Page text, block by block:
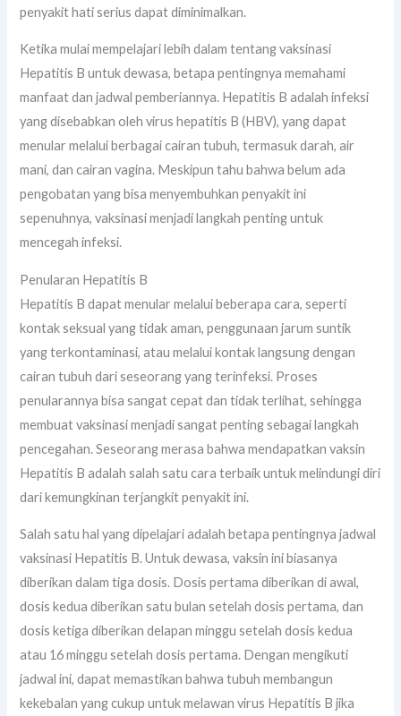
penyakit hati serius dapat diminimalkan.
Ketika mulai mempelajari lebih dalam tentang vaksinasi
Hepatitis B untuk dewasa, betapa pentingnya memahami
manfaat dan jadwal pemberiannya. Hepatitis B adalah infeksi
yang disebabkan oleh virus hepatitis B (HBV), yang dapat
menular melalui berbagai cairan tubuh, termasuk darah, air
mani, dan cairan vagina. Meskipun tahu bahwa belum ada
pengobatan yang bisa menyembuhkan penyakit ini
sepenuhnya, vaksinasi menjadi langkah penting untuk
mencegah infeksi.
Penularan Hepatitis B
Hepatitis B dapat menular melalui beberapa cara, seperti
kontak seksual yang tidak aman, penggunaan jarum suntik
yang terkontaminasi, atau melalui kontak langsung dengan
cairan tubuh dari seseorang yang terinfeksi. Proses
penularannya bisa sangat cepat dan tidak terlihat, sehingga
membuat vaksinasi menjadi sangat penting sebagai langkah
pencegahan. Seseorang merasa bahwa mendapatkan vaksin
Hepatitis B adalah salah satu cara terbaik untuk melindungi diri
dari kemungkinan terjangkit penyakit ini.
Salah satu hal yang dipelajari adalah betapa pentingnya jadwal
vaksinasi Hepatitis B. Untuk dewasa, vaksin ini biasanya
diberikan dalam tiga dosis. Dosis pertama diberikan di awal,
dosis kedua diberikan satu bulan setelah dosis pertama, dan
dosis ketiga diberikan delapan minggu setelah dosis kedua
atau 16 minggu setelah dosis pertama. Dengan mengikuti
jadwal ini, dapat memastikan bahwa tubuh membangun
kekebalan yang cukup untuk melawan virus Hepatitis B jika